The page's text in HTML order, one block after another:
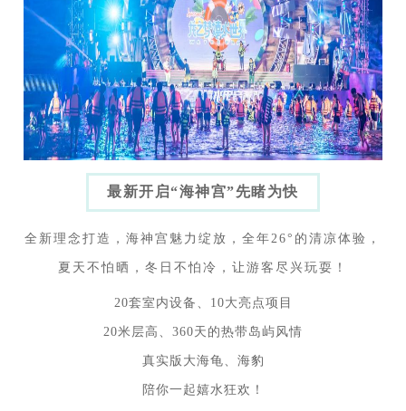
最新开启“海神宫”先睹为快
全新理念打造，海神宫魅力绽放，全年26°的清凉体验，
夏天不怕晒，冬日不怕冷，让游客尽兴玩耍！
20套室内设备、 10大亮点项目
20米层高、 360天 的热带岛屿风情
真实版大海龟、海豹
陪你一起嬉水狂欢！